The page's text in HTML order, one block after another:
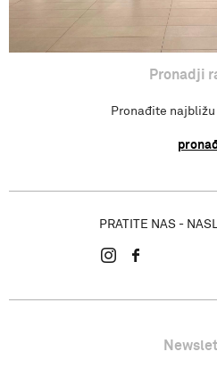
Pronadji
Pronađite
PRATITE NAS -